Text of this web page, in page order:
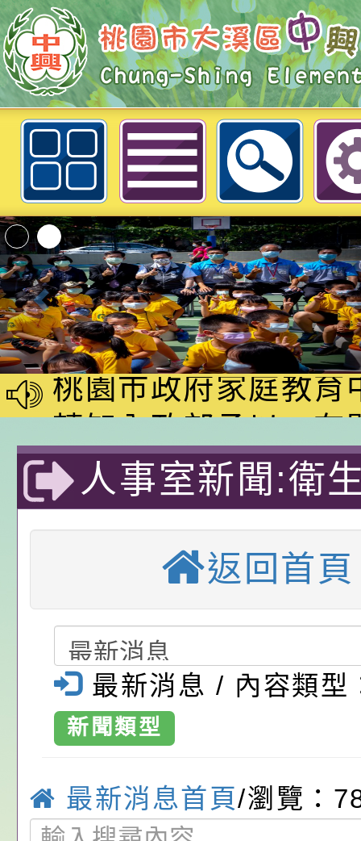
衛生福利部桃園醫院等9家醫療機
公教員工112年健康檢查優惠方案
區中興國民小學
「2026桃園市孔廟
動—儒門初開 智慧
桃園市政府家庭教育
家8月課程資訊」、
電影營」、「祖孫樂
「愛『原原』不絕-
樂會」、「邁向下一
列講座及成長團體
轉知內政部函以，有
員會函釋公務員留職
赴陸應申請許可一案
中興國民小學115學
期第1次第7-9招代課
甄選公告
本校「115學年度國
校課程計畫」核定一
轉知教育部國民及學
辦理「115年度教育
前教育署辦理性別平
置課程與教學人才庫
畫」一案， 請教師
請，請查照。
公告:桃園市政府腸
施問答集
轉知:桃園市交通局
減碳存摺2.0」全民
桃園市政府家庭教育
年度祖孫樂淘桃－祖
祝活動」海報電子檔
位協助鼓勵所屬同
關（構）、學校、民
轉知有關銓敘部建置
員退休所得重審後實
算器」，公立學校
亦可利用
「2026桃園市孔廟
動—儒門初開 智慧
桃園市政府家庭教
家8月課程資訊」、
轉知內政部函以，有
人事室新聞:衛
桃園醫院等9
構提供本府所
工112年健康
方案一案-桃園
中興國民小學-
國小
返回首頁
最新消息 / 內容類型
新聞類型
最新消息首頁/瀏覽：